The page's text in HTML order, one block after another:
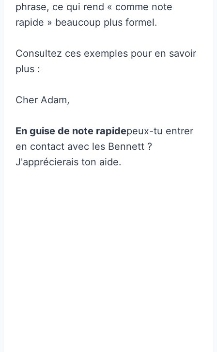
phrase, ce qui rend « comme note
rapide » beaucoup plus formel.
Consultez ces exemples pour en savoir
plus :
Cher Adam,
En guise de note rapidepeux-tu entrer
en contact avec les Bennett ?
J'apprécierais ton aide.